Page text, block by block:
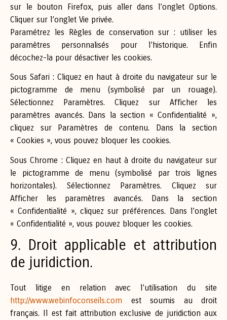
sur le bouton Firefox, puis aller dans l’onglet Options.
Cliquer sur l’onglet Vie privée.
Paramétrez les Règles de conservation sur : utiliser les
paramètres personnalisés pour l’historique. Enfin
décochez-la pour désactiver les cookies.
Sous Safari : Cliquez en haut à droite du navigateur sur le
pictogramme de menu (symbolisé par un rouage).
Sélectionnez Paramètres. Cliquez sur Afficher les
paramètres avancés. Dans la section « Confidentialité »,
cliquez sur Paramètres de contenu. Dans la section
« Cookies », vous pouvez bloquer les cookies.
Sous Chrome : Cliquez en haut à droite du navigateur sur
le pictogramme de menu (symbolisé par trois lignes
horizontales). Sélectionnez Paramètres. Cliquez sur
Afficher les paramètres avancés. Dans la section
« Confidentialité », cliquez sur préférences. Dans l’onglet
« Confidentialité », vous pouvez bloquer les cookies.
9. Droit applicable et attribution
de juridiction.
Tout litige en relation avec l’utilisation du site
http://www.webinfoconseils.com est soumis au droit
français. Il est fait attribution exclusive de juridiction aux